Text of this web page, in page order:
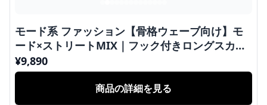
モード系 ファッション【骨格ウェーブ向け】モ
ード×ストリートMIX｜フック付きロングスカー
ト｜ポリエステル素材・レディース
¥9,890
商品の詳細を見る